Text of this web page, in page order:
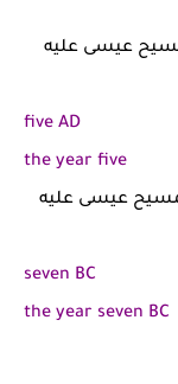
عيسى عليه
five AD
the year five
عيسى عليه
seven BC
the year seven BC